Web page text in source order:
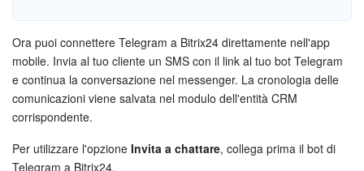
Messenger
Collab
Calendario
Bitrix24 Drive
Ora puoi connettere Telegram a Bitrix24 direttamente nell'app
mobile. Invia al tuo cliente un SMS con il link al tuo bot Telegram
e continua la conversazione nel messenger. La cronologia delle
comunicazioni viene salvata nel modulo dell'entità CRM
corrispondente.
Per utilizzare l'opzione Invita a chattare, collega prima il bot di
Telegram a Bitrix24.